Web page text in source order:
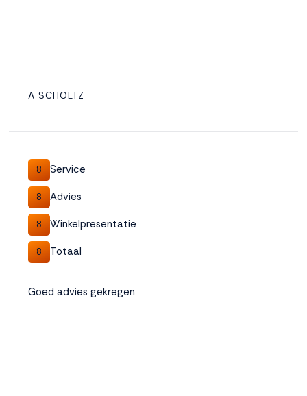
A SCHOLTZ
8 Service
8 Advies
8 Winkelpresentatie
8 Totaal
Goed advies gekregen